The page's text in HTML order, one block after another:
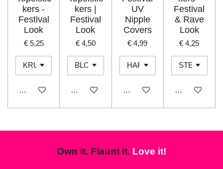
kers -
Festival
Look
€ 5,25
In winkelwagen
kers |
Festival
Look
€ 4,50
In winkelwagen
UV
Nipple
Covers
€ 4,99
In winkelwagen
Festival
& Rave
Look
€ 4,25
In
Own it. Flaunt it. Love it!